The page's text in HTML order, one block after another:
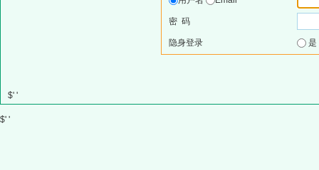
密 码
隐身登录
$' '
$' '